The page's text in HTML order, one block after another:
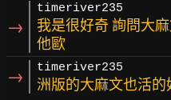
→
timeriver235
我是很好奇 詢問大
他歐
→ timeriver235
洲版的大麻文也活